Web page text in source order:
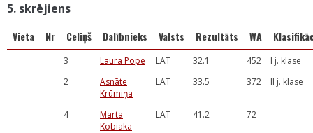
5. skrējiens
Vieta Nr Celiņš Dalībnieks Valsts Rezultāts WA
3 Laura Pope LAT 32.1 452
I j. klase
2
Asnāte
Krūmiņa
LAT 33.5 372 II j. klase
4
Marta
Kobiaka
LAT 41.2 72